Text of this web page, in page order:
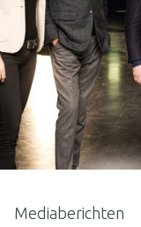
Mediaberichten